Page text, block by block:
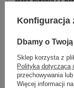
skład materiału : 100%
sposób prania : pranie
Kod produktu
TW-
Marka
Konfiguracja
Dbamy o
Sklep korzysta z
Polityką dotyczącą
przechowywania
Więcej informacji